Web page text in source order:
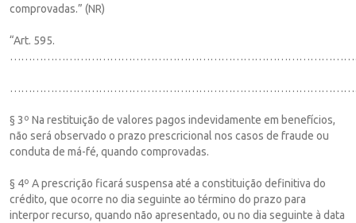
comprovadas.” (NR)
“Art. 595.
§ 3º Na restituição de valores pagos indevidamente em benefícios,
não será observado o prazo prescricional nos casos de fraude ou
conduta de má-fé, quando comprovadas.
§ 4º A prescrição ficará suspensa até a constituição definitiva do
crédito, que ocorre no dia seguinte ao término do prazo para
interpor recurso, quando não apresentado, ou no dia seguinte à data